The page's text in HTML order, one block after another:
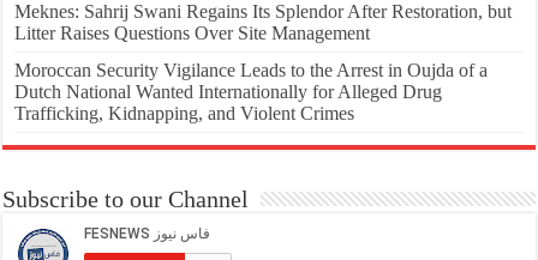
Meknes: Sahrij Swani Regains Its Splendor After Restoration, but
Litter Raises Questions Over Site Management
Moroccan Security Vigilance Leads to the Arrest in Oujda of a
Dutch National Wanted Internationally for Alleged Drug
Trafficking, Kidnapping, and Violent Crimes
Subscribe to our Channel